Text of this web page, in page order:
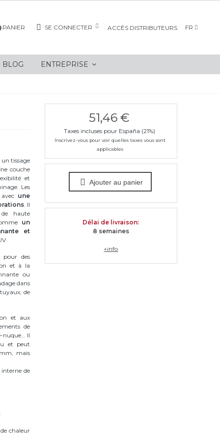
PANIER SE CONNECTER ACCÈS DISTRIBUTEURS FR
BLOG ENTREPRISE
tissage
couche
et
Les
une
. Il
haute
un
et
pour des
et à la
ou
dans
de
et aux
de
nuque… Il
et peut
mais
interne de
chaleur
51,46 €
Taxes incluses pour España (21%)
Inscrivez-vous pour voir quelles taxes vous sont
applicables
Ajouter au panier
Délai de livraison:
8 semaines
+info